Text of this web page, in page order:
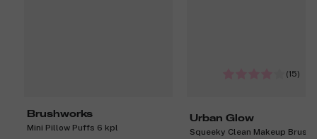
Brushworks
Mini Pillow Puffs 6 kpl
(15)
Urban Glow
Squeeky Clean Makeup Brush